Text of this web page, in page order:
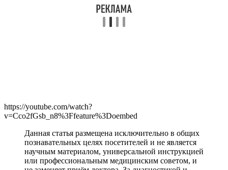
https://youtube.com/watch?
v=Cco2fGsb_n8%3Ffeature%3Doembed
Данная статья размещена исключительно в общих
познавательных целях посетителей и не является
научным материалом, универсальной инструкцией
или профессиональным медицинским советом, и